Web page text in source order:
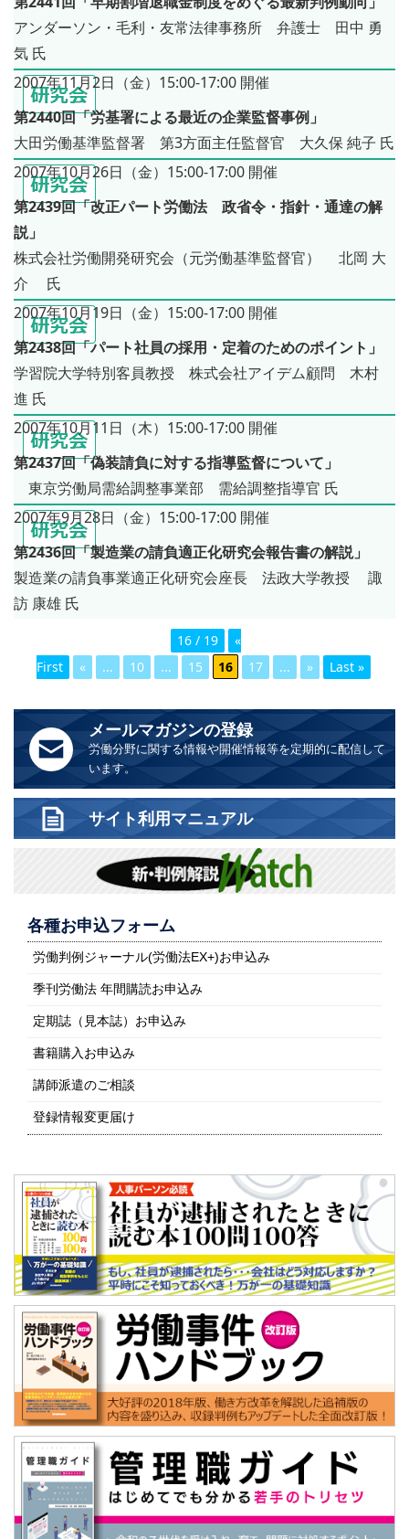
アンダーソン・毛利・友常法律事務所 弁護士 田中 勇
気 氏
2007年11月2日（金）15:00-17:00 開催
第2440回「労基署による最近の企業監督事例」
大田労働基準監督署 第3方面主任監督官 大久保 純子 氏
2007年10月26日（金）15:00-17:00 開催
第2439回「改正パート労働法 政省令・指針・通達の解
説」
株式会社労働開発研究会（元労働基準監督官） 北岡 大
介 氏
2007年10月19日（金）15:00-17:00 開催
第2438回「パート社員の採用・定着のためのポイント」
学習院大学特別客員教授 株式会社アイデム顧問 木村
進 氏
2007年10月11日（木）15:00-17:00 開催
第2437回「偽装請負に対する指導監督について」
東京労働局需給調整事業部 需給調整指導官 氏
2007年9月28日（金）15:00-17:00 開催
第2436回「製造業の請負適正化研究会報告書の解説」
製造業の請負事業適正化研究会座長 法政大学教授 諏
訪 康雄 氏
16 / 19
«
First
« ... 10 ... 15 16 17 ... » Last »
メールマガジンの登録
労働分野に関する情報や開催情報等を定期的に配信して
います。
サイト利用マニュアル
各種お申込フォーム
労働判例ジャーナル(労働法EX+)お申込み
季刊労働法 年間購読お申込み
定期誌（見本誌）お申込み
書籍購入お申込み
講師派遣のご相談
登録情報変更届け